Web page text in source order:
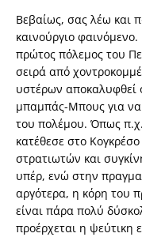
Βεβαίως, σας λέω και
καινούργιο
πρώτος πόλεμος του
σειρά από
υστέρων αποκαλυφθεί
μπαμπάς-Μπους για να
του πολέμου. Όπως
κατέθεσε στο Κογκρέσο
στρατιωτών και
υπέρ, ενώ στην
αργότερα, η κόρη του
είναι πάρα πολύ
προέρχεται η ψεύτικη